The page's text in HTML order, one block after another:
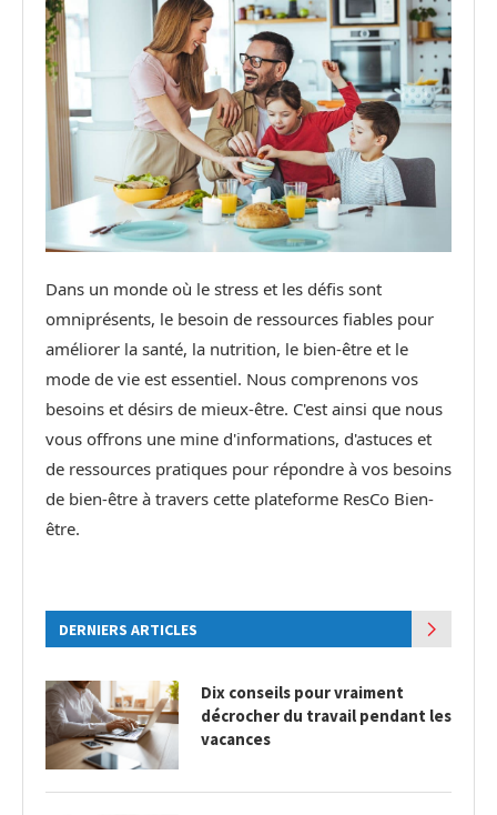
Dans un monde où le stress et les défis sont
omniprésents, le besoin de ressources fiables pour
améliorer la santé, la nutrition, le bien-être et le
mode de vie est essentiel. Nous comprenons vos
besoins et désirs de mieux-être. C'est ainsi que nous
vous offrons une mine d'informations, d'astuces et
de ressources pratiques pour répondre à vos besoins
de bien-être à travers cette plateforme ResCo Bien-
être.
DERNIERS ARTICLES
Dix conseils pour vraiment
décrocher du travail pendant les
vacances